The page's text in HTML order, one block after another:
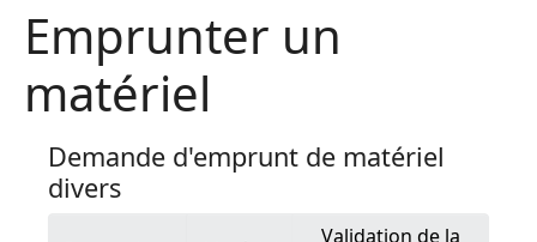
Emprunter un
matériel
Demande d'emprunt de matériel
divers
Validation de la